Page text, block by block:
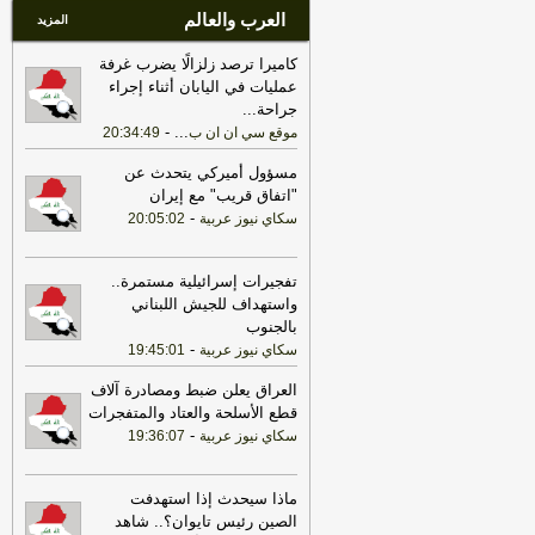
العرب والعالم المزيد
كاميرا ترصد زلزالًا يضرب غرفة
عمليات في اليابان أثناء إجراء
جراحة...
موقع سي ان ان ب...
-
20:34:49
مسؤول أميركي يتحدث عن
"اتفاق قريب" مع إيران
سكاي نيوز عربية -
20:05:02
تفجيرات إسرائيلية مستمرة..
واستهداف للجيش اللبناني
بالجنوب
سكاي نيوز عربية -
19:45:01
العراق يعلن ضبط ومصادرة آلاف
قطع الأسلحة والعتاد والمتفجرات
سكاي نيوز عربية -
19:36:07
ماذا سيحدث إذا استهدفت
الصين رئيس تايوان؟.. شاهد